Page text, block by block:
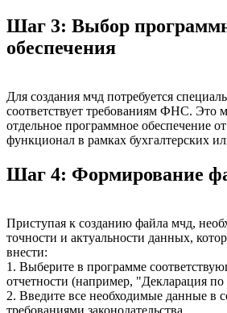
Шаг 3: Выбор
обеспечения
Для создания мчд потребуется
соответствует требованиям ФНС. Это
отдельное программное обеспечение
функционал в рамках бухгалтерских
Шаг 4: Формирование
Приступая к созданию файла мчд,
точности и актуальности данных,
внести:
1. Выберите в программе
отчетности (например, "Декларация
2. Введите все необходимые данные в